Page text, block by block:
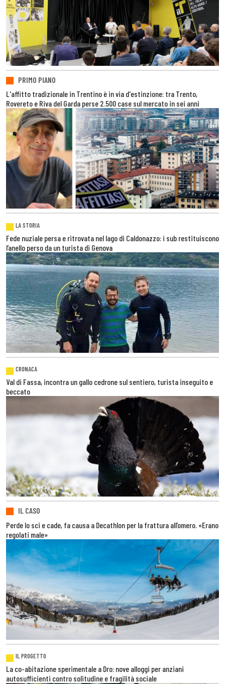
PRIMO PIANO
L'affitto tradizionale in Trentino è in via d'estinzione: tra Trento,
Rovereto e Riva del Garda perse 2.500 case sul mercato in sei anni
LA STORIA
Fede nuziale persa e ritrovata nel lago di Caldonazzo: i sub restituiscono
l’anello perso da un turista di Genova
CRONACA
Val di Fassa, incontra un gallo cedrone sul sentiero, turista inseguito e
beccato
IL CASO
Perde lo sci e cade, fa causa a Decathlon per la frattura all’omero. «Erano
regolati male»
IL PROGETTO
La co-abitazione sperimentale a Dro: nove alloggi per anziani
autosufficienti contro solitudine e fragilità sociale